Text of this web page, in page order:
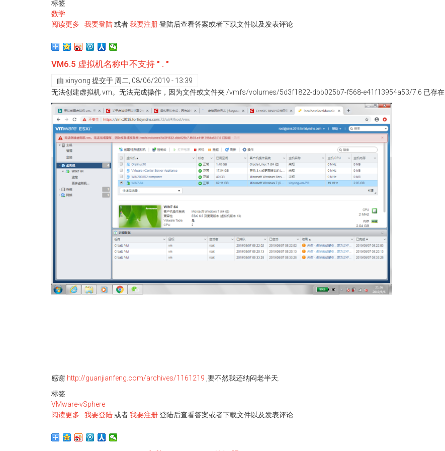
标签
数学
阅读更多 关
初
数
上
我要登陆或者我要注册登陆后查看答案或者下载文件以及发表评论
VM6.5 虚拟机名称中不支持 " . "
由 xinyong 提交于 周二, 08/06/2019 - 13:39
无法创建虚拟机 vm。无法完成操作，因为文件或文件夹 /vmfs/volumes/5d3f1822-dbb025b7-f568-e41f13954a53/7.6 已存在.
感谢 http://guanjianfeng.com/archives/1161219 ,要不然我还纳闷老半天.
标签
VMware-vSphere
阅读更多 关
VM6.5
我要登陆或者我要注册登陆后查看答案或者下载文件以及发表评论